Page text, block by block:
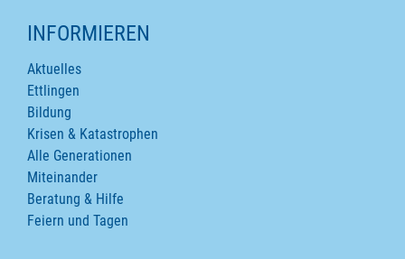
INFORMIEREN
Aktuelles
Ettlingen
Bildung
Krisen & Katastrophen
Alle Generationen
Miteinander
Beratung & Hilfe
Feiern und Tagen